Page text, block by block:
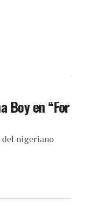
Boy en “For
nigeriano